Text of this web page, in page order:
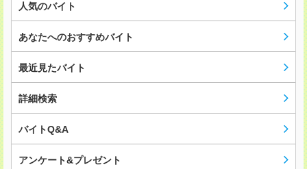
人気のバイト
あなたへのおすすめバイト
最近見たバイト
詳細検索
バイトQ&A
アンケート&プレゼント